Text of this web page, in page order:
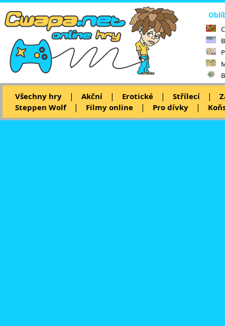
Všechny hry | Akční | Erotické | Střílecí |
Steppen Wolf
| Filmy online | Pro dívky |